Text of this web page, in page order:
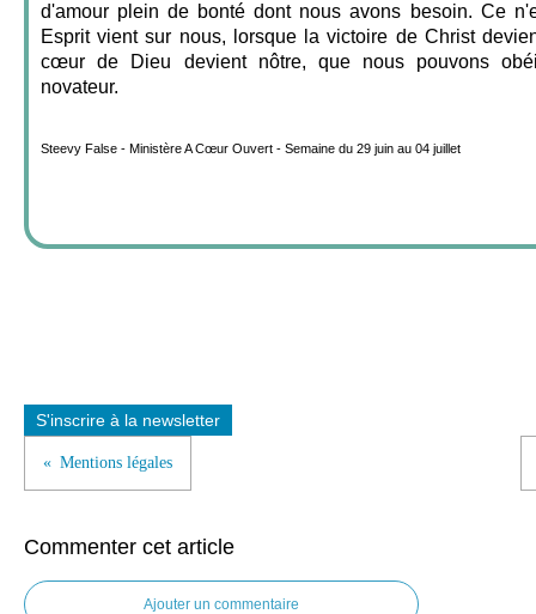
d'amour plein de bonté dont nous avons besoin. Ce
Esprit vient sur nous, lorsque la victoire de Christ
cœur de Dieu devient nôtre, que nous pouvons
novateur.
Steevy False - Ministère A Cœur Ouvert - Semaine du 29 juin au 04 juillet
S'inscrire à la newsletter
Mentions légales
Commenter cet article
Ajouter un commentaire